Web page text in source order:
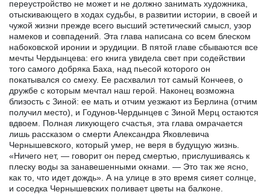
переустройство не может и не должно занимать художника,
отыскивающего в ходах судьбы, в развитии истории, в своей и
чужой жизни прежде всего высший эстетический смысл, узор
намеков и совпадений. Эта глава написана со всем блеском
набоковской иронии и эрудиции. В пятой главе сбываются все
мечты Чердынцева: его книга увидела свет при содействии
того самого добряка Баха, над пьесой которого он
покатывался со смеху. Ее расхвалил тот самый Кончеев, о
дружбе с которым мечтал наш герой. Наконец возможна
близость с Зиной: ее мать и отчим уезжают из Берлина (отчим
получил место), и Годунов-Чердынцев с Зиной Мерц остаются
вдвоем. Полная ликующего счастья, эта глава омрачается
лишь рассказом о смерти Александра Яковлевича
Чернышевского, который умер, не веря в будущую жизнь.
«Ничего нет, — говорит он перед смертью, прислушиваясь к
плеску воды за занавешенными окнами. — Это так же ясно,
как то, что идет дождь». А на улице в это время сияет солнце,
и соседка Чернышевских поливает цветы на балконе.